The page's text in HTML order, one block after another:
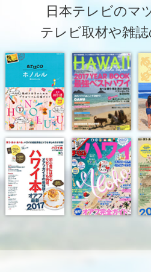
日本テレビのマ
テレビ取材や雑誌